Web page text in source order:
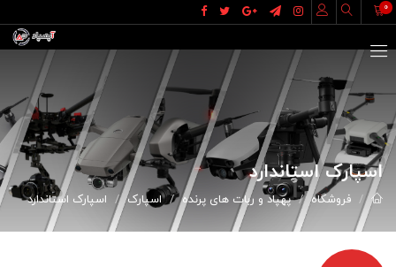
0
اسپارک استاندارد
فروشگاه پهپاد و ربات های پرنده اسپارک اسپارک استاندارد